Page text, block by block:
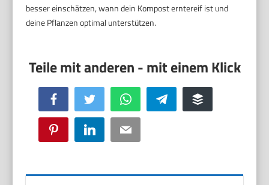
besser einschätzen, wann dein Kompost erntereif ist und
deine Pflanzen optimal unterstützen.
Facebook Twitter WhatsApp Telegram Buffer
Pinterest LinkedIn Email